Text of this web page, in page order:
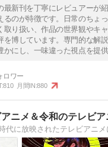
最新刊を丁寧にレビュアーが
るのが特徴です。日常のちょ
取り扱い、作品の世界観やキ
を博しています。専門的な解
かにし、一味違った視点を提供
810 月間IN:880
ニメ＆令和のテレビア